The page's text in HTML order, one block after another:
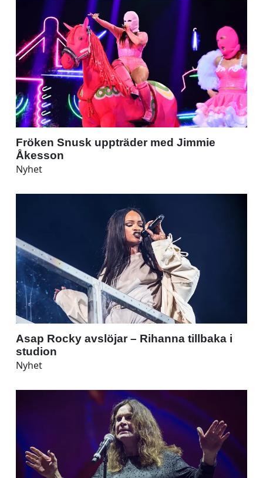
Fröken Snusk uppträder med Jimmie
Åkesson
Nyhet
Asap Rocky avslöjar – Rihanna tillbaka i
studion
Nyhet